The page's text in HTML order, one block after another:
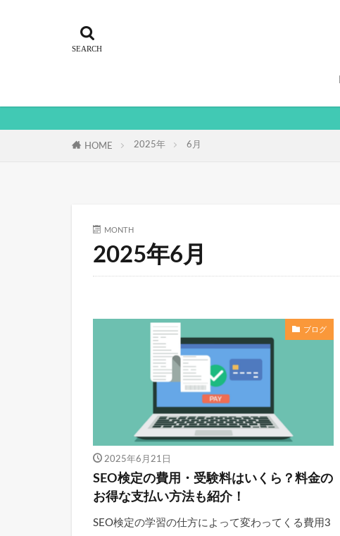
HOME 2025年 6月
MONTH
2025年6月
ブログ
2025年6月21日
SEO検定の費用・受験料はいくら？料金の
お得な支払い方法も紹介！
SEO検定の学習の仕方によって変わってくる費用3